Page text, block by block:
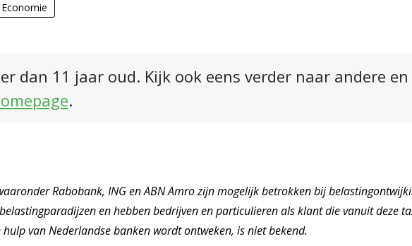
Economie
dan 11 jaar oud. Kijk ook eens verder naar andere
.
Rabobank, ING en ABN Amro zijn mogelijk betrokken bij
en hebben bedrijven en particulieren als klant die vanuit deze
van Nederlandse banken wordt ontweken, is niet bekend.